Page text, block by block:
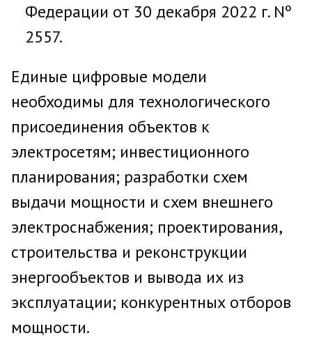
Федерации от 30 декабря 2022 г. Nº
2557.
Единые цифровые модели
необходимы для технологического
присоединения объектов к
электросетям; инвестиционного
планирования; разработки схем
выдачи мощности и схем внешнего
электроснабжения; проектирования,
строительства и реконструкции
энергообъектов и вывода их из
эксплуатации; конкурентных отборов
мощности.